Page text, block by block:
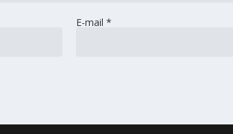
E-mail *